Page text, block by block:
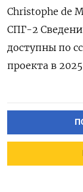
Сhristophe de
СПГ-2
доступны ⁠по
проекта в